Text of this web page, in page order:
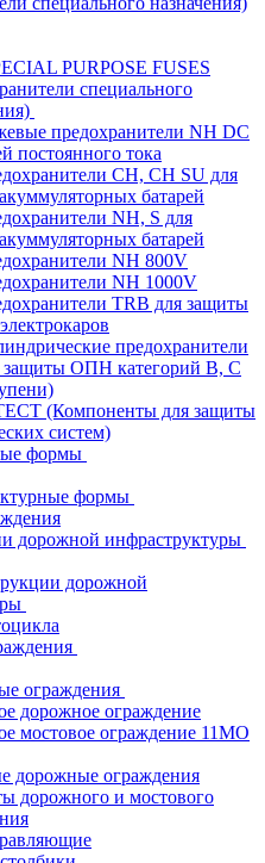
PURPOSE FUSES
специального
предохранители NH DC
постоянного тока
CH, CH SU для
батарей
NH, S для
батарей
NH 800V
NH 1000V
TRB для защиты
предохранители
защиты ОПН категорий B, C
(Компоненты для защиты
систем)
формы
формы
дорожной инфраструктуры
дорожной
ограждения
дорожное ограждение
мостовое ограждение 11МО
дорожные ограждения
дорожного и мостового